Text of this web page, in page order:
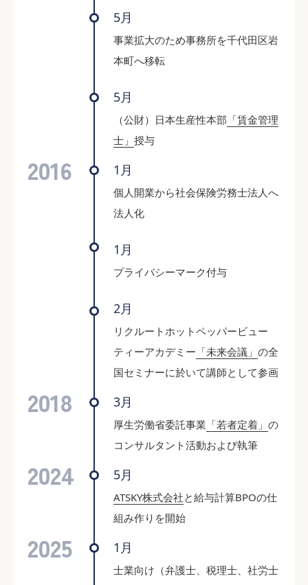
5月
事業拡大のため事務所を千代田区岩
本町へ移転
5月
（公財）日本生産性本部 「賃金管理
士」 授与
2016 1月
個人開業から社会保険労務士法人へ
法人化
1月
プライバシーマーク付与
2月
リクルートホットペッパービュー
ティーアカデミー 「未来会議」 の全
国セミナーに於いて講師として参画
2018 3月
厚生労働省委託事業 「若者定着」 の
コンサルタント活動および執筆
2024 5月
ATSKY株式会社と給与計算BPOの仕
組み作りを開始
2025 1月
士業向け（弁護士、税理士、社労士